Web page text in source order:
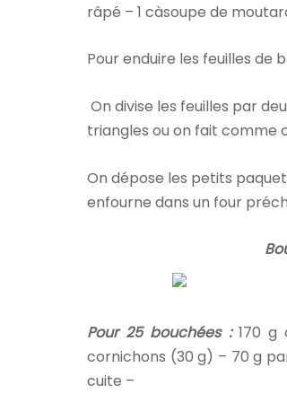
râpé – 1 càsoupe de
Pour enduire les feuilles de
On divise les feuilles par
triangles ou on fait comme
On dépose les petits
enfourne dans un four
Pour 25 bouchées : 170 g
cornichons (30 g) – 70 g
cuite –